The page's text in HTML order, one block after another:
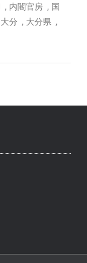
, 内閣官房 , 国
大分 , 大分県 ,